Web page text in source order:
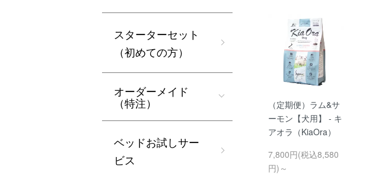
（定期便）ラム&サ
ーモン【犬用】 - キ
アオラ（KiaOra）
7,800円(税込8,580
円)～
スターターセット
（初めての方）
オーダーメイド
（特注）
ベッドお試しサー
ビス